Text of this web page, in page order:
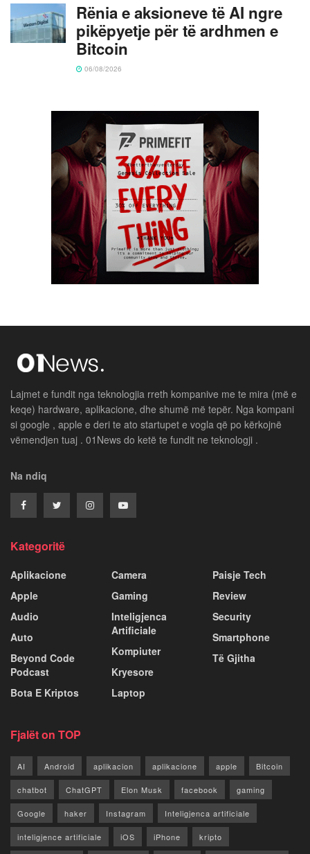
Rënia e aksioneve të AI ngre
pikëpyetje për të ardhmen e
Bitcoin
06/08/2026
Lajmet e fundit nga teknologjia rreth kompanive me te mira (më e
keqe) hardware, aplikacione, dhe shumë më tepër. Nga kompani
si google , apple e deri te ato startupet e vogla që po kërkojnë
vëmendjen tuaj . 01News do ketë te fundit ne teknologji .
Na ndiq
Kategoritë
Aplikacione
Apple
Audio
Auto
Beyond Code
Podcast
Bota E Kriptos
Camera
Gaming
Inteligjenca
Artificiale
Kompiuter
Kryesore
Laptop
Paisje Tech
Review
Security
Smartphone
Të Gjitha
Fjalët on TOP
AI Android aplikacion aplikacione apple Bitcoin
chatbot ChatGPT Elon Musk facebook gaming
Google haker Instagram Inteligjenca artificiale
inteligjence artificiale iOS iPhone kripto